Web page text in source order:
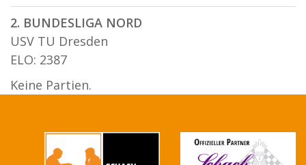
2. BUNDESLIGA NORD
USV TU Dresden
ELO: 2387
Keine Partien.